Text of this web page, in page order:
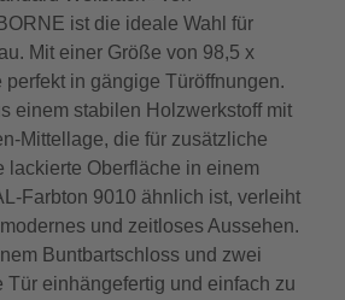
ist die ideale Wahl für
Mit einer Größe von 98,5 x
perfekt in gängige Türöffnungen.
einem stabilen Holzwerkstoff mit
Mittellage, die für zusätzliche
lackierte Oberfläche in einem
Farbton 9010 ähnlich ist, verleiht
und zeitloses Aussehen.
Buntbartschloss und zwei
Tür einhängefertig und einfach zu